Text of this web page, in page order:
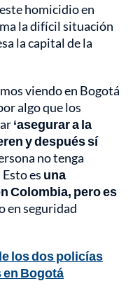
homicidio en
la difícil situación
la capital de la
viendo en Bogotá
algo que los
‘asegurar a la
y después sí
no tenga
es una
Colombia, pero es
en seguridad
los dos policías
Bogotá